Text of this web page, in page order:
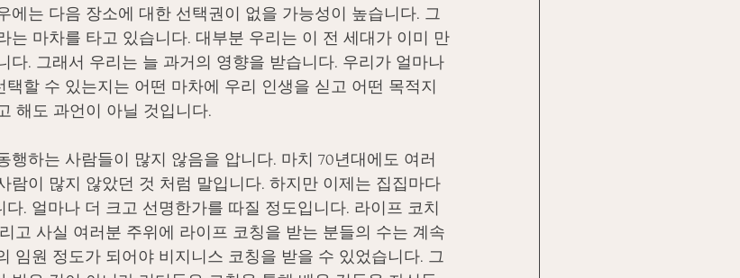
에는 다음 장소에 대한 선택권이 없을 가능성이 높습니다. 그
는 마차를 타고 있습니다. 대부분 우리는 이 전 세대가 이미 만
다. 그래서 우리는 늘 과거의 영향을 받습니다. 우리가 얼마나
할 수 있는지는 어떤 마차에 우리 인생을 싣고 어떤 목적지
해도 과언이 아닐 것입니다.
행하는 사람들이 많지 않음을 압니다. 마치 70년대에도 여러
람이 많지 않았던 것 처럼 말입니다. 하지만 이제는 집집마다
. 얼마나 더 크고 선명한가를 따질 정도입니다. 라이프 코치
고 사실 여러분 주위에 라이프 코칭을 받는 분들의 수는 계속
임원 정도가 되어야 비지니스 코칭을 받을 수 있었습니다. 그